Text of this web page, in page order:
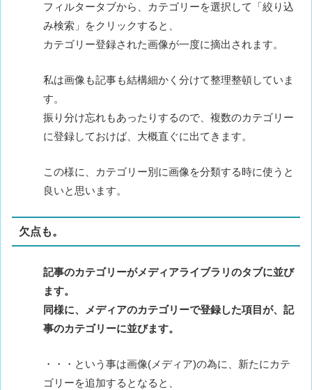
フィルタータブから、カテゴリーを選択して「絞り込
み検索」をクリックすると、
カテゴリー登録された画像が一度に摘出されます。
私は画像も記事も結構細かく分けて整理整頓していま
す。
振り分け忘れもあったりするので、複数のカテゴリー
に登録しておけば、大概直ぐに出てきます。
この様に、カテゴリー別に画像を分類する時に使うと
良いと思います。
欠点も。
記事のカテゴリーがメディアライブラリのタブに並び
ます。
同様に、メディアのカテゴリーで登録した項目が、記
事のカテゴリーに並びます。
・・・という事は画像(メディア)の為に、新たにカテ
ゴリーを追加するとなると、